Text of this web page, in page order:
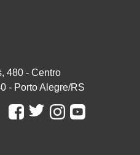
480 - Centro
- Porto Alegre/RS